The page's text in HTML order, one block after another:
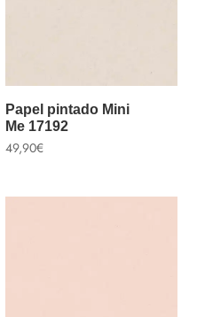
Papel pintado Mini
Me 17192
49,90€